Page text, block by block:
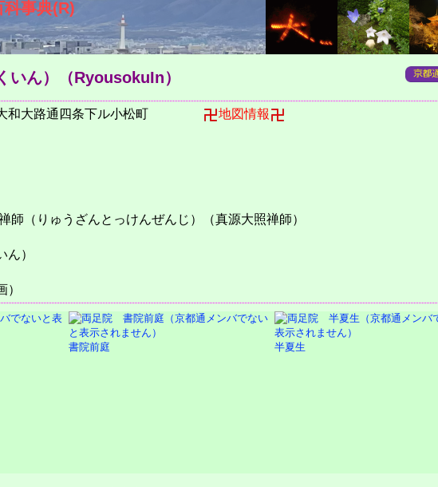
科事典(R)
いん） （RyousokuIn）
和大路通四条下ル小松町 地図情報
師（りゅうざんとっけんぜんじ）（真源大照禅師）
ん）
書院前庭 半夏生